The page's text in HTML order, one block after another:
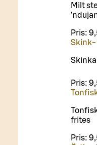
Milt
Pris:
Pris:
frites
Pris: